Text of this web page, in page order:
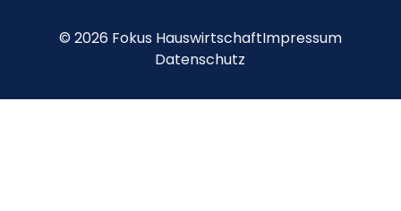
© 2026 Fokus HauswirtschaftImpressum
Datenschutz